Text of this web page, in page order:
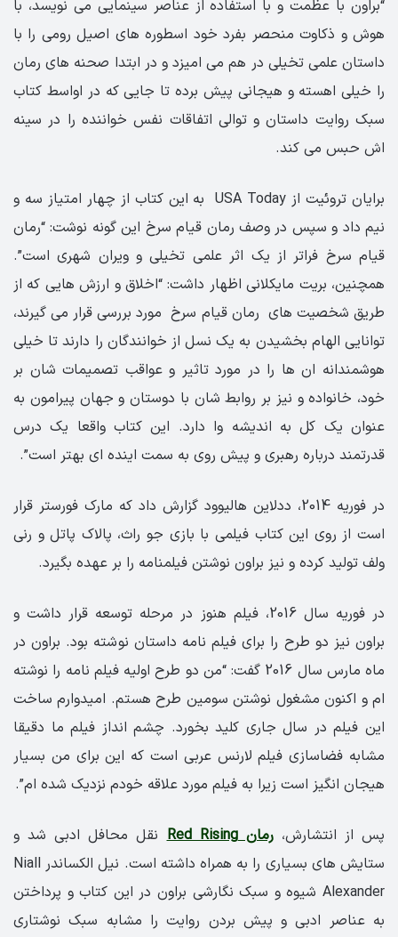
“براون با عظمت و با استفاده از عناصر سینمایی می نویسد، با
هوش و ذکاوت منحصر بفرد خود اسطوره های اصیل رومی را با
داستان علمی تخیلی در هم می امیزد و در ابتدا صحنه های رمان
را خیلی اهسته و هیجانی پیش برده تا جایی که در اواسط کتاب
سبک روایت داستان و توالی اتفاقات نفس خواننده را در سینه
اش حبس می کند.
برایان تروئیت از USA Today به این کتاب از چهار امتیاز سه و
نیم داد و سپس در وصف رمان قیام سرخ این گونه نوشت: “رمان
قیام سرخ فراتر از یک اثر علمی تخیلی و ویران شهری است”.
همچنین، بریت مایکلانی اظهار داشت: “اخلاق و ارزش هایی که از
طریق شخصیت های رمان قیام سرخ مورد بررسی قرار می گیرند،
توانایی الهام بخشیدن به یک نسل از خوانندگان را دارند تا خیلی
هوشمندانه ان ها را در مورد تاثیر و عواقب تصمیمات شان بر
خود، خانواده و نیز بر روابط شان با دوستان و جهان پیرامون به
عنوان یک کل به اندیشه وا دارد. این کتاب واقعا یک درس
قدرتمند درباره رهبری و پیش روی به سمت اینده ای بهتر است”.
در فوریه 2014، ددلاین هالیوود گزارش داد که مارک فورستر قرار
است از روی این کتاب فیلمی با بازی جو راث، پالاک پاتل و رنی
ولف تولید کرده و نیز براون نوشتن فیلمنامه را بر عهده بگیرد.
در فوریه سال 2016، فیلم هنوز در مرحله توسعه قرار داشت و
براون نیز دو طرح را برای فیلم نامه داستان نوشته بود. براون در
ماه مارس سال 2016 گفت: “من دو طرح اولیه فیلم نامه را نوشته
ام و اکنون مشغول نوشتن سومین طرح هستم. امیدوارم ساخت
این فیلم در سال جاری کلید بخورد. چشم انداز فیلم ما دقیقا
مشابه فضاسازی فیلم لارنس عربی است که این برای من بسیار
هیجان انگیز است زیرا به فیلم مورد علاقه خودم نزدیک شده ام”.
پس از انتشارش،رمان Red Rising
نقل محافل ادبی شد و
ستایش های بسیاری را به همراه داشته است. نیل الکساندر Niall
Alexander شیوه و سبک نگارشی براون در این کتاب و پرداختن
به عناصر ادبی و پیش بردن روایت را مشابه سبک نوشتاری